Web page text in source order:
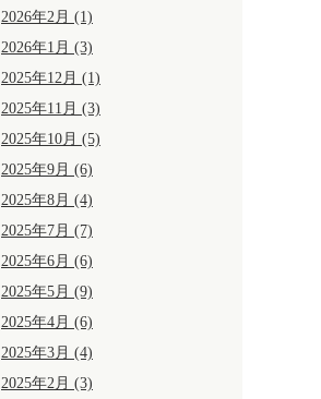
2026年2月 (1)
2026年1月 (3)
2025年12月 (1)
2025年11月 (3)
2025年10月 (5)
2025年9月 (6)
2025年8月 (4)
2025年7月 (7)
2025年6月 (6)
2025年5月 (9)
2025年4月 (6)
2025年3月 (4)
2025年2月 (3)